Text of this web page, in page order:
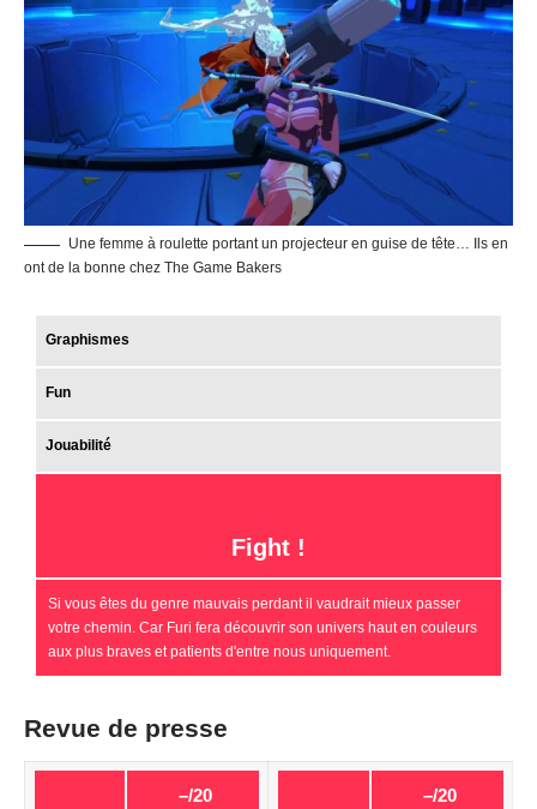
Une femme à roulette portant un projecteur en guise de tête… Ils en
ont de la bonne chez The Game Bakers
Graphismes
Fun
Jouabilité
Fight !
Si vous êtes du genre mauvais perdant il vaudrait mieux passer
votre chemin. Car Furi fera découvrir son univers haut en couleurs
aux plus braves et patients d'entre nous uniquement.
Revue de presse
–/20
–/20